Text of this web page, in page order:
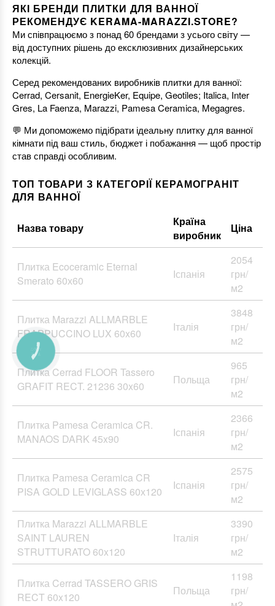
ЯКІ БРЕНДИ ПЛИТКИ ДЛЯ ВАННОЇ
РЕКОМЕНДУЄ KERAMA-MARAZZI.STORE?
Ми співпрацюємо з понад 60 брендами з усього світу —
від доступних рішень до ексклюзивних дизайнерських
колекцій.
Серед рекомендованих виробників плитки для ванної:
Cerrad, Cersanit, EnergieKer, Equipe, Geotiles; Italica, Inter
Gres, La Faenza, Marazzi, Pamesa Ceramica, Megagres.
💬 Ми допоможемо підібрати ідеальну плитку для ванної
кімнати під ваш стиль, бюджет і побажання — щоб простір
став справді особливим.
ТОП ТОВАРИ З КАТЕГОРІЇ КЕРАМОГРАНІТ
ДЛЯ ВАННОЇ
Назва товару
Країна
виробник
Ціна
Плитка Ecoceramic Eternal
Smerato 60х60
Іспанія
2054
грн/
м2
Плитка Marazzi ALLMARBLE
FRAPPUCCINO LUX 60x60
Італія
3848
грн/
м2
Плитка Cerrad FLOOR Tassero
GRAFIT RECT. 21236 30x60
Польща
965
грн/
м2
Плитка Pamesa Ceramica CR.
MANAOS DARK 45x90
Іспанія
2366
грн/
м2
Плитка Pamesa Ceramica CR
PISA GOLD LEVIGLASS 60х120
Іспанія
2575
грн/
м2
Плитка Marazzi ALLMARBLE
SAINT LAUREN
STRUTTURATO 60x120
Італія
3390
грн/
м2
Плитка Cerrad TASSERO GRIS
RECT 60x120
Польща
1198
грн/